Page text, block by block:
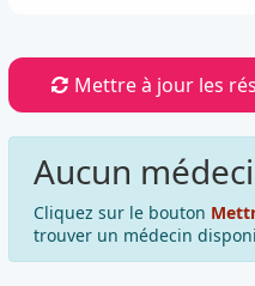
Mettre à jour les
Aucun
Cliquez sur le bouton
trouver un médecin